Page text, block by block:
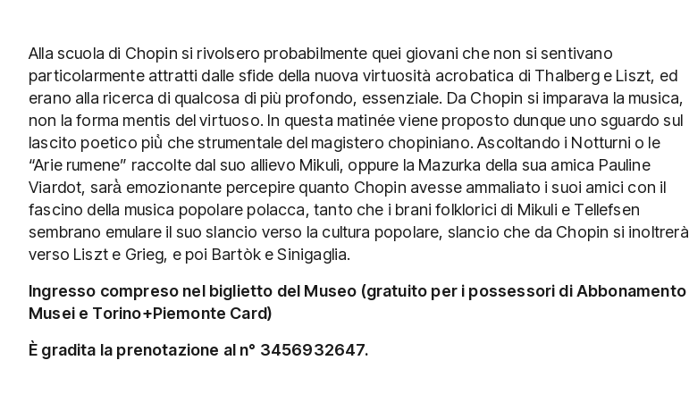
Alla scuola di Chopin si rivolsero probabilmente quei giovani che non si sentivano
particolarmente attratti dalle sfide della nuova virtuosità acrobatica di Thalberg e Liszt, ed
erano alla ricerca di qualcosa di più profondo, essenziale. Da Chopin si imparava la musica,
non la forma mentis del virtuoso. In questa matinée viene proposto dunque uno sguardo sul
lascito poetico più̀ che strumentale del magistero chopiniano. Ascoltando i Notturni o le
“Arie rumene” raccolte dal suo allievo Mikuli, oppure la Mazurka della sua amica Pauline
Viardot, sarà̀ emozionante percepire quanto Chopin avesse ammaliato i suoi amici con il
fascino della musica popolare polacca, tanto che i brani folklorici di Mikuli e Tellefsen
sembrano emulare il suo slancio verso la cultura popolare, slancio che da Chopin si inoltrerà
verso Liszt e Grieg, e poi Bartòk e Sinigaglia.
Ingresso compreso nel biglietto del Museo (gratuito per i possessori di Abbonamento
Musei e Torino+Piemonte Card)
È gradita la prenotazione al n° 3456932647.